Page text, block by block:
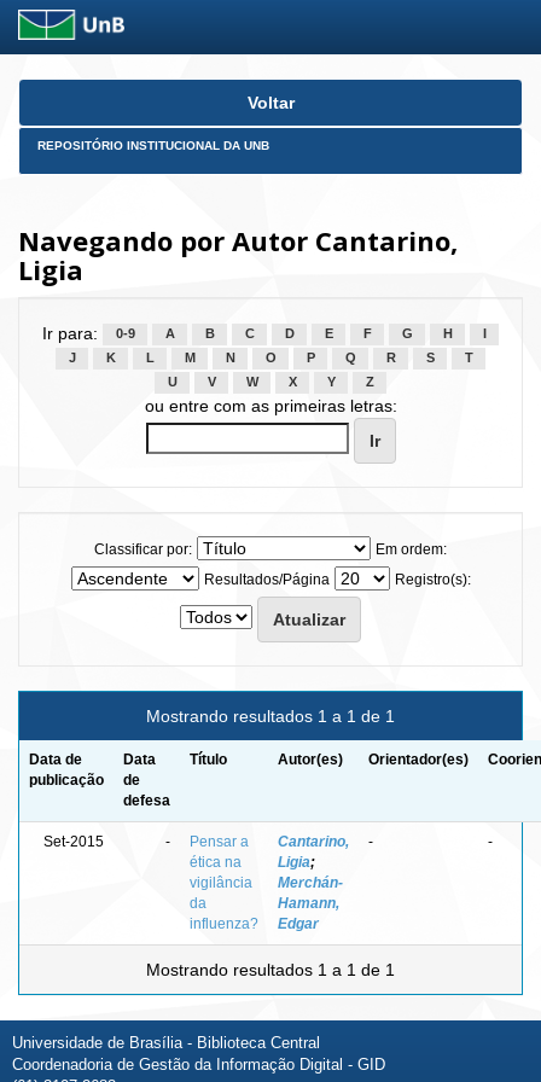
Skip
Voltar
REPOSITÓRIO INSTITUCIONAL DA UNB
Navegando por Autor Cantarino,
Ligia
Ir para: 0-9 A B C D E F G H
J
K L M N O P Q R S
T
U
V W X Y Z
ou entre com as primeiras letras:
Classificar por:
Em ordem:
Resultados/Página
Registro(s):
Mostrando resultados 1 a 1 de 1
Data de
publicação
Data
de
defesa
Título Autor(es) Orientador(es)
Set-2015 -
Pensar a
ética na
vigilância
da
influenza?
Cantarino,
Ligia;
Merchán-
Hamann,
Edgar
- -
Mostrando resultados 1 a 1 de 1
Universidade de Brasília - Biblioteca Central
Coordenadoria de Gestão da Informação Digital - GID